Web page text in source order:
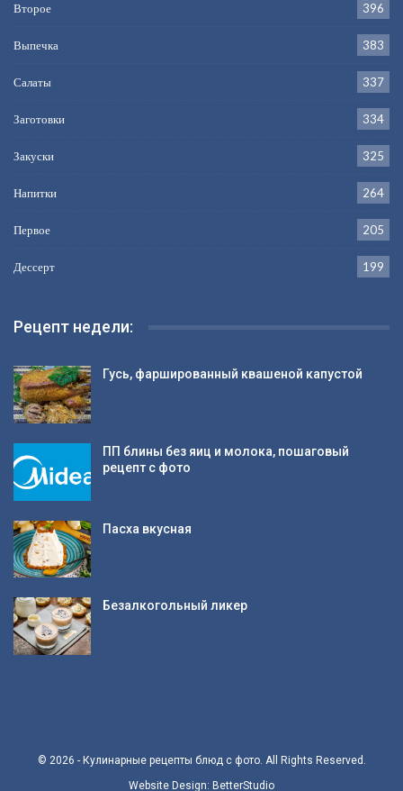
Второе 396
Выпечка 383
Салаты 337
Заготовки 334
Закуски 325
Напитки 264
Первое 205
Дессерт 199
Рецепт недели:
Гусь, фаршированный квашеной капустой
ПП блины без яиц и молока, пошаговый
рецепт с фото
Пасха вкусная
Безалкогольный ликер
© 2026 - Кулинарные рецепты блюд с фото. All Rights Reserved.
Website Design: BetterStudio